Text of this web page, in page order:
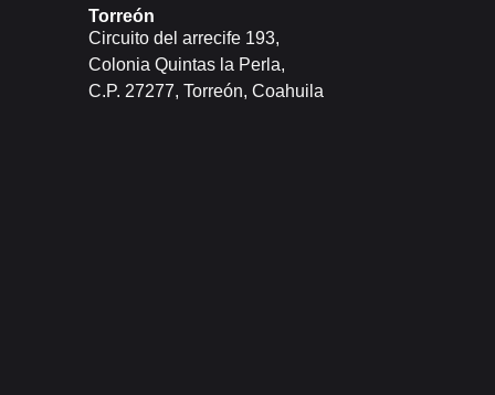
Torreón
Circuito del arrecife 193,
Colonia Quintas la Perla,
C.P. 27277, Torreón, Coahuila